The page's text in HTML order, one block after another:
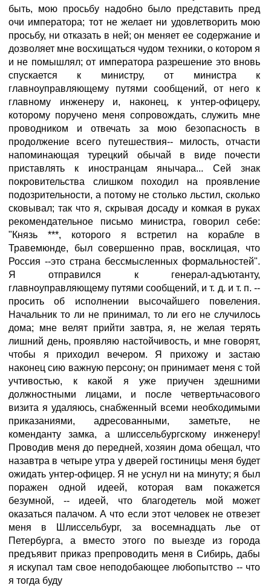
быть, мою просьбу надобно было представить пред
очи императора; тот не желает ни удовлетворить мою
просьбу, ни отказать в ней; он меняет ее содержание и
дозволяет мне восхищаться чудом техники, о котором я
и не помышлял; от императора разрешение это вновь
спускается к министру, от министра к
главноуправляющему путями сообщений, от него к
главному инженеру и, наконец, к унтер-офицеру,
которому поручено меня сопровождать, служить мне
проводником и отвечать за мою безопасность в
продолжение всего путешествия-- милость, отчасти
напоминающая турецкий обычай в виде почести
приставлять к иностранцам янычара... Сей знак
покровительства слишком походил на проявление
подозрительности, а потому не столько льстил, сколько
сковывал; так что я, скрывая досаду и комкая в руках
рекомендательное письмо министра, говорил себе:
"Князь ***, которого я встретил на корабле в
Травемюнде, был совершенно прав, восклицая, что
Россия --это страна бессмысленных формальностей".
Я отправился к генерал-адъютанту,
главноуправляющему путями сообщений, и т. д. и т. п. --
просить об исполнении высочайшего повеления.
Начальник то ли не принимал, то ли его не случилось
дома; мне велят прийти завтра, я, не желая терять
лишний день, проявляю настойчивость, и мне говорят,
чтобы я приходил вечером. Я прихожу и застаю
наконец сию важную персону; он принимает меня с той
учтивостью, к какой я уже приучен здешними
должностными лицами, и после четвертьчасового
визита я удаляюсь, снабженный всеми необходимыми
приказаниями, адресованными, заметьте, не
коменданту замка, а шлиссельбургскому инженеру!
Проводив меня до передней, хозяин дома обещал, что
назавтра в четыре утра у дверей гостиницы меня будет
ожидать унтер-офицер. Я не уснул ни на минуту; я был
поражен одной идеей, которая вам покажется
безумной, -- идеей, что благодетель мой может
оказаться палачом. А что если этот человек не отвезет
меня в Шлиссельбург, за восемнадцать лье от
Петербурга, а вместо этого по выезде из города
предъявит приказ препроводить меня в Сибирь, дабы
я искупал там свое неподобающее любопытство -- что
я тогда буду